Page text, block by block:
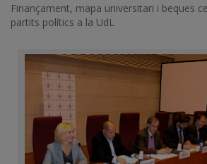
Finançament, mapa universitari i beques
partits polítics a la UdL